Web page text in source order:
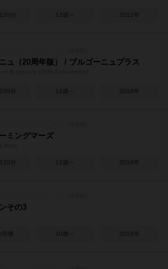
分 12歳～ 2011年
ュ（20周年版） / ブルゴーニュプラス
分 12歳～ 2019年
ミングマーズ
分 12歳～ 2016年
その3
後 10歳～ 2018年